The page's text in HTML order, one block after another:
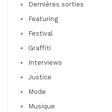
Dernières sorties
Featuring
Festival
Graffiti
Interviews
Justice
Mode
Musique